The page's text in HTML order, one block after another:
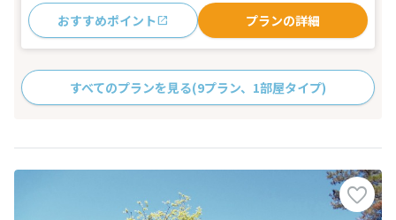
おすすめポイント プランの詳細
すべてのプランを見る(9プラン、1部屋タイプ)